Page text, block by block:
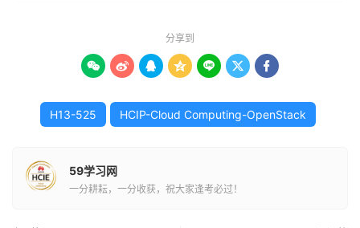
分享到
      
H13-525 HCIP-Cloud Computing-OpenStack
59学习网
一分耕耘，一分收获，祝大家逢考必过！